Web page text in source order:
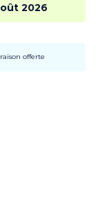
2026
offerte